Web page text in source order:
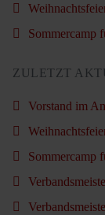
Sommercamp
ZULETZT
Vorstand im
Sommercamp